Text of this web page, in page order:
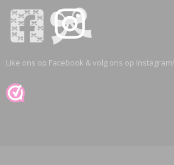
Like ons op Facebook & volg ons op Instagram!